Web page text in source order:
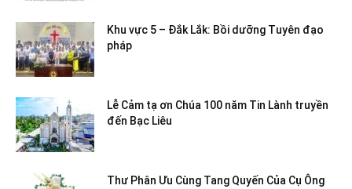
Khu vực 5 – Đắk Lắk: Bồi dưỡng Tuyên đạo
pháp
Lễ Cảm tạ ơn Chúa 100 năm Tin Lành truyền
đến Bạc Liêu
Thư Phân Ưu Cùng Tang Quyến Của Cụ Ông